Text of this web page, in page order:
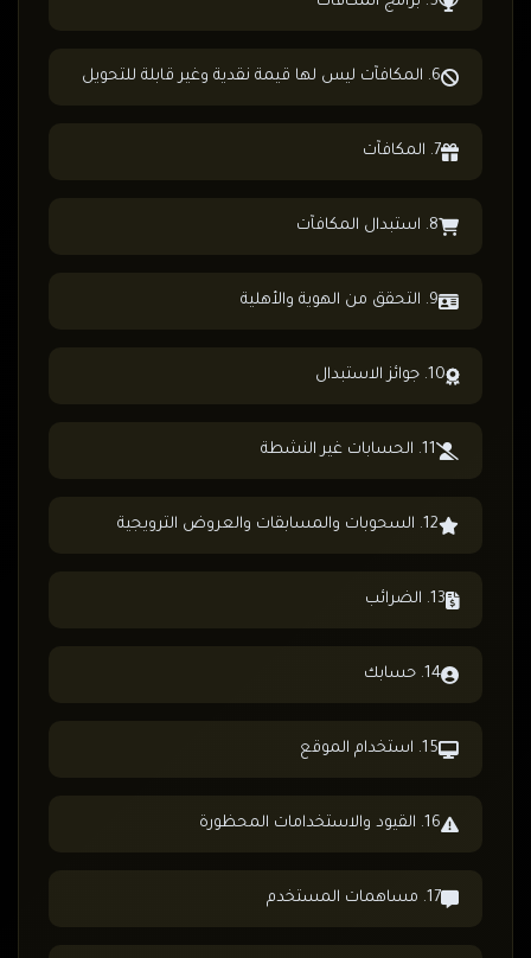
6. المكافآت ليس لها قيمة نقدية وغير قابلة للتحويل
7. المكافآت
8. استبدال المكافآت
9. التحقق من الهوية والأهلية
10. جوائز الاستبدال
11. الحسابات غير النشطة
12. السحوبات والمسابقات والعروض الترويجية
13. الضرائب
14. حسابك
15. استخدام الموقع
16. القيود والاستخدامات المحظورة
17. مساهمات المستخدم